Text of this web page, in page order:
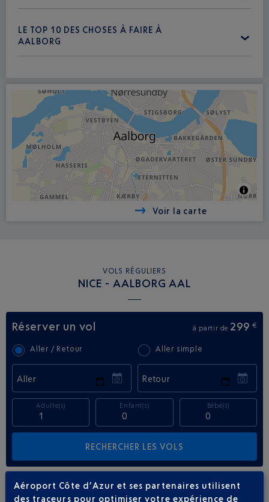
LE TOP 10 DES CHOSES À FAIRE À
AALBORG
Voir la carte
VOLS RÉGULIERS
NICE - AALBORG AAL
Réserver un vol à partir de 299€
Aller / Retour Aller simple
Aller Retour
Adulte(s) Enfant(s) Bébé(s)
NORWEGIAN AIR SHUTTLE DE NICE
Aéroport Côte d’Azur et ses partenaires utilisent
des traceurs pour optimiser votre expérience de